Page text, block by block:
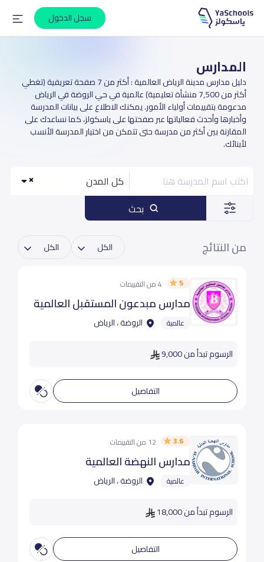
سجل الدخول
المدارس
دليل مدارس مدينة الرياض العالمية : أكثر من 7 صفحة تعريفية (تغطي
أكثر من 7,500 منشأة تعليمية) عالمية في حي الروضة في الرياض
مدعومة بتقييمات أولياء الأمور. يمكنك الاطلاع على بيانات المدرسة
وأخبارها وأحدث فعالياتها عبر صفحتها على ياسكولز، كما نساعدك على
المقارنة بين أكثر من مدرسة حتى تتمكن من اختيار المدرسة الأنسب
لأبنائك.
كل المدن
من النتائج
5 4 من التقييمات
مدارس مبدعون المستقبل العالمية
عالمية الروضة ، الرياض
الرسوم تبدأ من 9,000
التفاصيل
3.6 12 من التقييمات
مدارس النهضة العالمية
عالمية الروضة ، الرياض
الرسوم تبدأ من 18,000
التفاصيل